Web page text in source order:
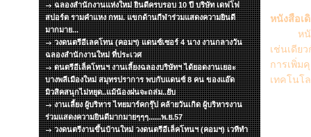
ฉลองสำนักงานแห่งใหม่ ยินดีครบรอบ 10 ปี บริษัท เดฟโฟ
สปอร์ต รามคำแหง กทม. แขกด้านกีฬาร่วมแสดงความยินดี
มากมาย...
วงดนตรีอีเลคโทน (คอมฯ) แดนซ์เซอร์ 4 นาง งานกลางวัน
ฉลองสำนักงานใหม่ ที่ประเวศ
ดนตรีอีเล็คโทนฯ งานเลี้ยงฉลองบริษัทฯ ได้ยอดงานเยอะ
บางพลีเมืองใหม่ สมุทรปราการ พบกับแดนซ์ 8 คน ของแอ๊ด
มิวสิคสนุกไม่หยุด..แม้น้องฝนจะถล่ม..ยับ
งานเลี้ยง ผู้บริหาร ไทยมาร์คกรุ๊ป คล้ายวันเกิด ผู้บริหารงาน
ร่วมแสดงความยินดีมากมายๆๆๆ......พ.ย.57
วงดนตรีงานขึ้นบ้านใหม่ วงดนตรีอีเล็คโทนฯ (คอมฯ) เวทีทำ
หนังสือเ
หนังสือ
เช่นเดีย
การเพิ่ม
เทคโนโ